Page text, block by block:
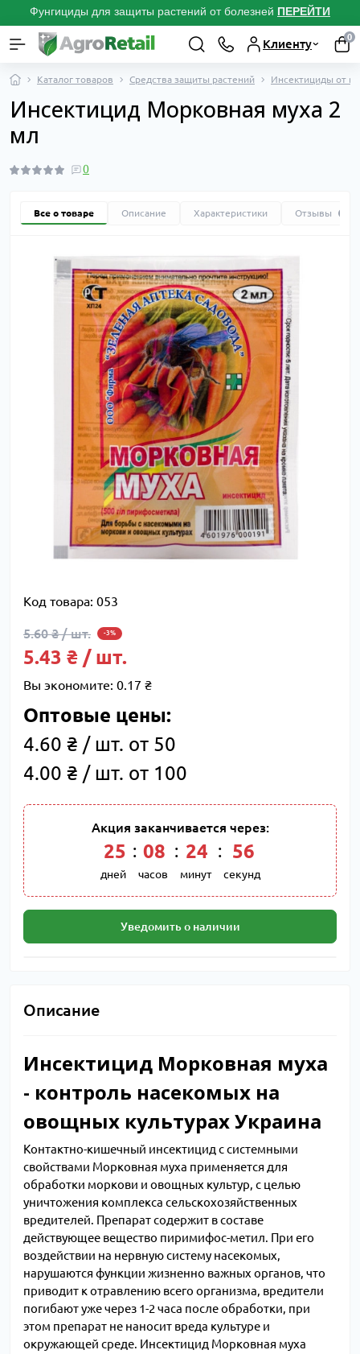
Фунгициды для защиты растений от болезней ПЕРЕЙТИ
Клиенту
0
Каталог товаров Средства защиты растений Инсектициды от
Инсектицид Морковная муха 2
мл
0
Все о товаре Описание Характеристики Отзывы
Код товара: 053
5.60 ₴ / шт. -3%
5.43 ₴ / шт.
Вы экономите: 0.17 ₴
Оптовые цены:
4.60 ₴ / шт. от 50
4.00 ₴ / шт. от 100
Акция заканчивается через:
25
дней
08
часов
24
минут
55
секунд
Уведомить о наличии
Описание
Инсектицид Морковная муха
- контроль насекомых на
овощных культурах Украина
Контактно-кишечный инсектицид с системными
свойствами Морковная муха применяется для
обработки моркови и овощных культур, с целью
уничтожения комплекса сельскохозяйственных
вредителей. Препарат содержит в составе
действующее вещество пиримифос-метил. При его
воздействии на нервную систему насекомых,
нарушаются функции жизненно важных органов, что
приводит к отравлению всего организма, вредители
погибают уже через 1-2 часа после обработки, при
этом препарат не наносит вреда культуре и
окружающей среде. Инсектицид Морковная муха